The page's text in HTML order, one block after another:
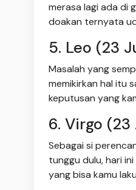
merasa lagi ada di
doakan ternyata
5. Leo (23
Masalah yang
memikirkan hal itu
keputusan yang
6. Virgo
Sebagai si
tunggu dulu, hari
yang bisa kamu